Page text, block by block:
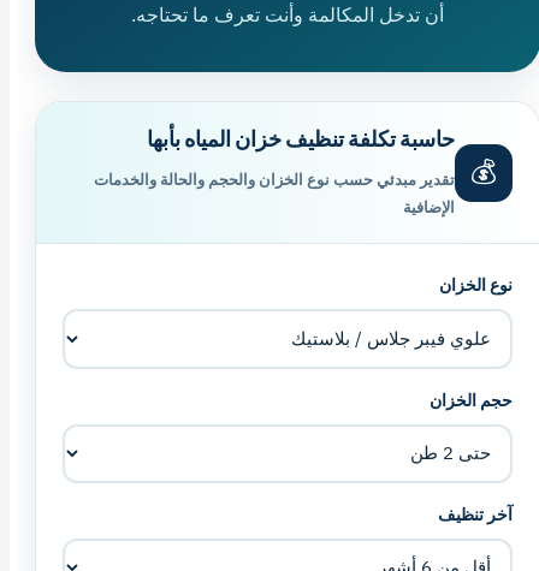
أن تدخل المكالمة وأنت تعرف ما تحتاجه.
💰
حاسبة تكلفة تنظيف خزان المياه بأبها
تقدير مبدئي حسب نوع الخزان والحجم والحالة والخدمات
الإضافية
نوع الخزان
حجم الخزان
آخر تنظيف